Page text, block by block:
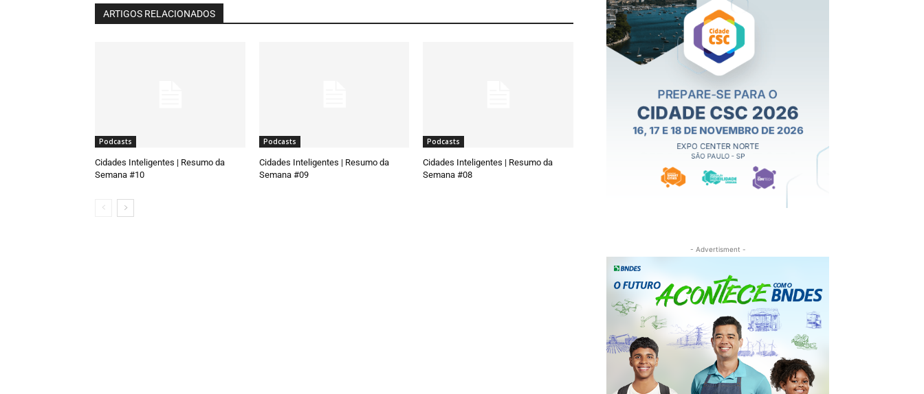
ARTIGOS RELACIONADOS
Podcasts
Cidades Inteligentes | Resumo da
Semana #10
Podcasts
Cidades Inteligentes | Resumo da
Semana #09
Podcasts
Cidades Inteligentes | Resumo da
Semana #08
- Advertisment -